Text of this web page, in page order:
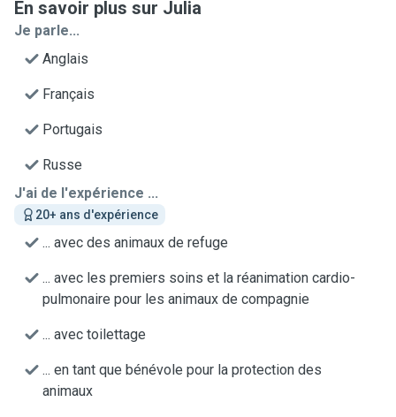
En savoir plus sur Julia
Je parle...
Anglais
Français
Portugais
Russe
J'ai de l'expérience ...
20+ ans d'expérience
... avec des animaux de refuge
... avec les premiers soins et la réanimation cardio-
pulmonaire pour les animaux de compagnie
... avec toilettage
... en tant que bénévole pour la protection des
animaux